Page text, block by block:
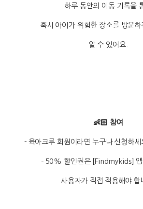
하루 동안의 이동 기록을
혹시 아이가 위험한 장소를 방문하
알 수 있어요.
👶🏻 참여
- 육아크루 회원이라면 누구나 신청하
- 50% 할인권은 [Findmykids] 앱
사용자가 직접 적용해야 합